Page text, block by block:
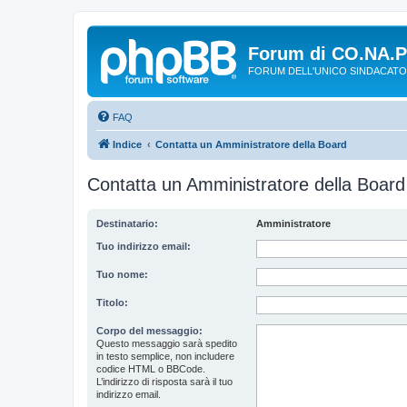
Forum di
FORUM DELL'UNICO
FAQ
Indice Contatta un Amministratore della Board
Contatta un Amministratore della Board
Destinatario: Amministratore
Tuo indirizzo email:
Tuo nome:
Titolo:
Corpo del messaggio:
Questo messaggio sarà spedito
in testo semplice, non includere
codice HTML o BBCode.
L’indirizzo di risposta sarà il tuo
indirizzo email.